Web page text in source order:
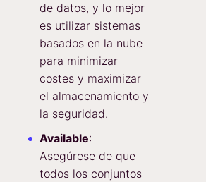
de datos, y lo mejor
es utilizar sistemas
basados en la nube
para minimizar
costes y maximizar
el almacenamiento y
la seguridad.
Available:
Asegúrese de que
todos los conjuntos